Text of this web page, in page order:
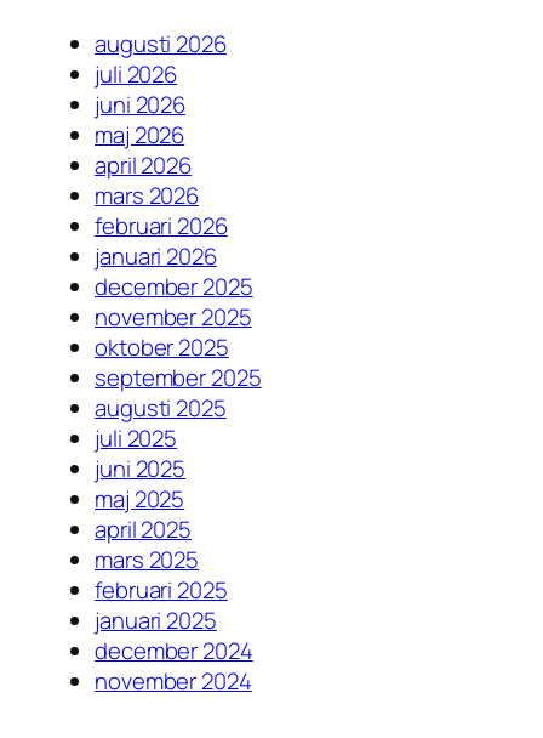
augusti 2026
juli 2026
juni 2026
maj 2026
april 2026
mars 2026
februari 2026
januari 2026
december 2025
november 2025
oktober 2025
september 2025
augusti 2025
juli 2025
juni 2025
maj 2025
april 2025
mars 2025
februari 2025
januari 2025
december 2024
november 2024